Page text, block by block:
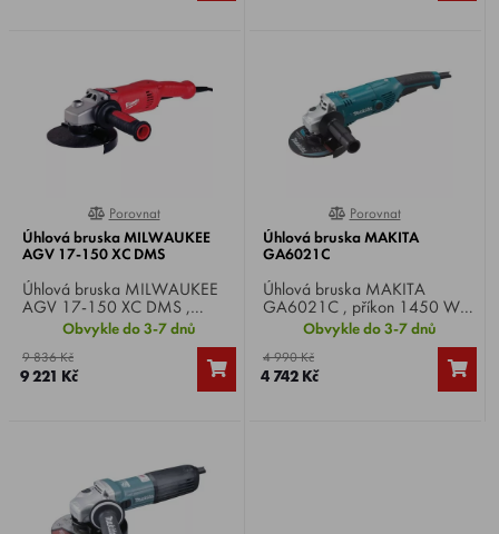
0%
Porovnat
Úhlová bruska MILWAUKEE
AGV 17-150 XC DMS
Úhlová bruska MILWAUKEE
AGV 17-150 XC DMS ,
příkon 1750 W, otáčky
naprázdno 9,500/min, Ø
kotouče 150 mm, hřídel M14,
hmotnost 3,0 kg.
Obvykle do 3-7 dnů
9 836 Kč
9 221 Kč
0%
Porovnat
Úhlová bruska MAKITA
GA6021C
Úhlová bruska MAKITA
GA6021C , příkon 1450 W,
otáčky naprázdno 9000 min-
1, Ø kotouče 150 mm,
hmotnost 3,0 kg.
Obvykle do 3-7 dnů
4 990 Kč
4 742 Kč